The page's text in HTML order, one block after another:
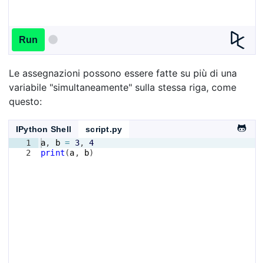
Run
Le assegnazioni possono essere fatte su più di una
variabile "simultaneamente" sulla stessa riga, come
questo:
IPython Shell
script.py
1
2
a, b = 3, 4
print (a , b)